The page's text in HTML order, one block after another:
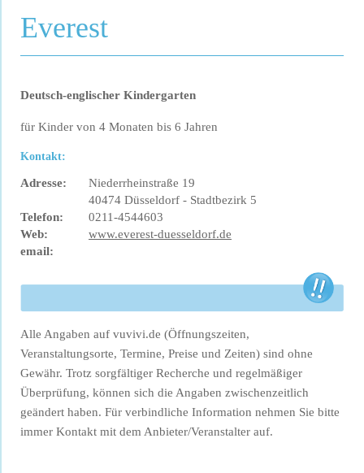
Everest
Deutsch-englischer Kindergarten
für Kinder von 4 Monaten bis 6 Jahren
Kontakt:
Adresse:
Niederrheinstraße 19
40474 Düsseldorf - Stadtbezirk 5
Telefon:
0211-4544603
Web:
www.everest-duesseldorf.de
email:
Alle Angaben auf vuvivi.de (Öffnungszeiten,
Veranstaltungsorte, Termine, Preise und Zeiten) sind ohne
Gewähr. Trotz sorgfältiger Recherche und regelmäßiger
Überprüfung, können sich die Angaben zwischenzeitlich
geändert haben. Für verbindliche Information nehmen Sie bitte
immer Kontakt mit dem Anbieter/Veranstalter auf.